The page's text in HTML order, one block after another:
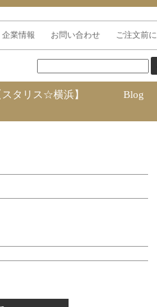
企業情報 お問い合わせ ご注文前に
タリス☆横浜】 Blog